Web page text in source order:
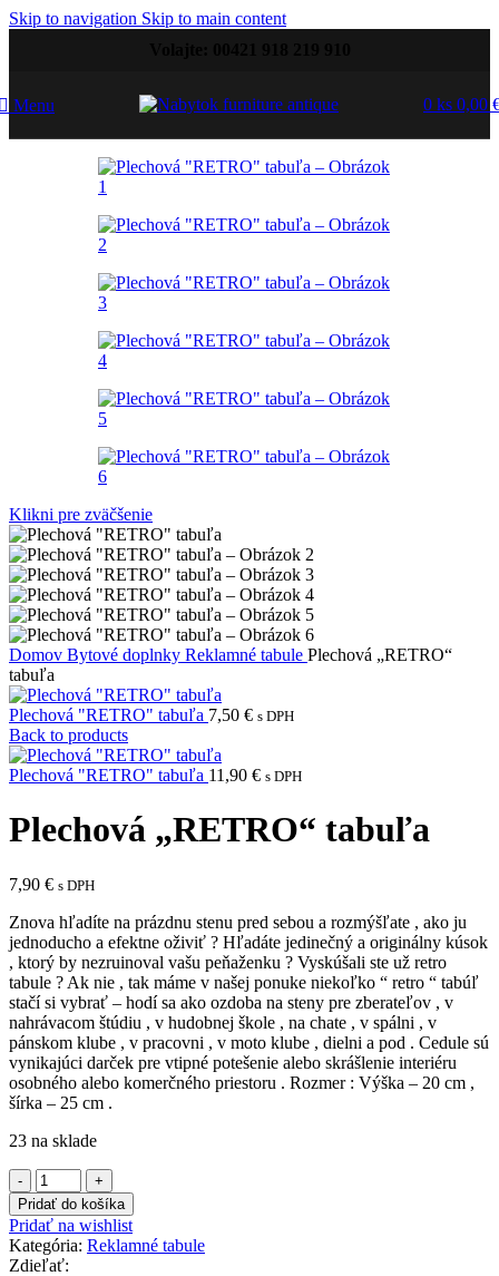
Skip to navigation Skip to main content
Menu 0 ks 0,00
Klikni pre zväčšenie
Domov Bytové doplnky Reklamné tabule Plechová „RETRO“
tabuľa
Plechová "RETRO" tabuľa 7,50 € s DPH
Back to products
Plechová "RETRO" tabuľa 11,90 € s DPH
Plechová „RETRO“ tabuľa
7,90 € s DPH
Znova hľadíte na prázdnu stenu pred sebou a rozmýšľate , ako ju
jednoducho a efektne oživiť ? Hľadáte jedinečný a originálny kúsok
, ktorý by nezruinoval vašu peňaženku ? Vyskúšali ste už retro
tabule ? Ak nie , tak máme v našej ponuke niekoľko “ retro “ tabúľ
stačí si vybrať – hodí sa ako ozdoba na steny pre zberateľov , v
nahrávacom štúdiu , v hudobnej škole , na chate , v spálni , v
pánskom klube , v pracovni , v moto klube , dielni a pod . Cedule sú
vynikajúci darček pre vtipné potešenie alebo skrášlenie interiéru
osobného alebo komerčného priestoru . Rozmer : Výška – 20 cm ,
šírka – 25 cm .
23 na sklade
množstvo
Plechová
"RETRO"
tabuľa
Pridať do košíka
Pridať na wishlist
Kategória: Reklamné tabule
Zdieľať: